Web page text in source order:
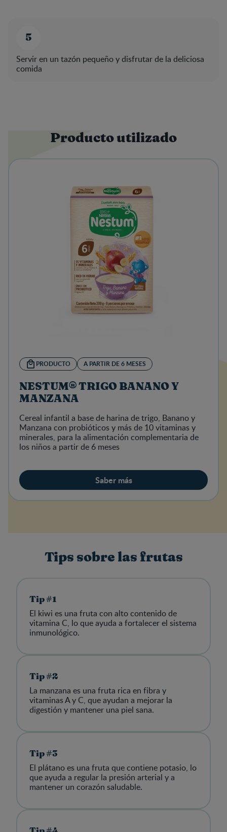
Servir en un tazón pequeño y disfrutar de la deliciosa
comida
Producto utilizado
PRODUCTO A PARTIR DE 6 MESES
NESTUM® TRIGO BANANO Y
MANZANA
Cereal infantil a base de harina de trigo, Banano y
Manzana con probióticos y más de 10 vitaminas y
minerales, para la alimentación complementaria de
los niños a partir de 6 meses
Saber más
Tips sobre las frutas
Tip #1
El kiwi es una fruta con alto contenido de
vitamina C, lo que ayuda a fortalecer el sistema
inmunológico.
Tip #2
La manzana es una fruta rica en fibra y
vitaminas A y C, que ayudan a mejorar la
digestión y mantener una piel sana.
Tip #3
El plátano es una fruta que contiene potasio, lo
que ayuda a regular la presión arterial y a
mantener un corazón saludable.